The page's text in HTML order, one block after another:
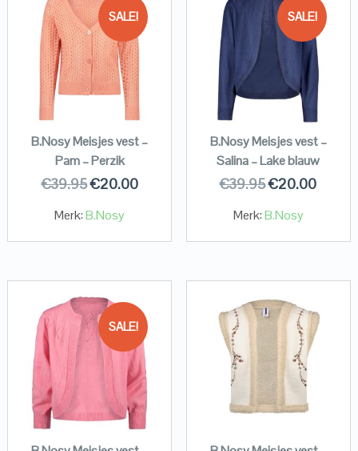
SALE!
B.Nosy Meisjes vest –
Pam – Perzik
€39.95€20.00
Merk:B.Nosy
SALE!
B.Nosy Meisjes vest –
Salina – Lake blauw
€39.95€20.00
Merk:B.Nosy
SALE!